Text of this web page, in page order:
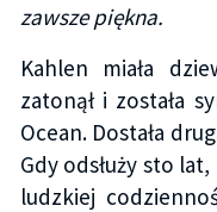
zawsze piękna.
Kahlen miała
zatonął i została
Ocean. Dostała
Gdy odsłuży sto
ludzkiej